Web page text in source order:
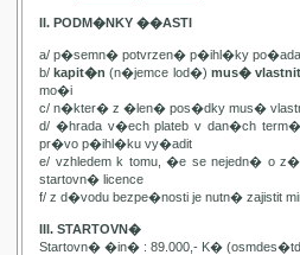
II. PODM�NKY ��ASTI
a/ p�semn� potvrzen� p�ihl�ky
b/kapit�n(n�jemce lod�) mus�
mo�i
c/ n�kter� z �len� pos�dky mus�
d/ �hrada v�ech plateb v dan�ch
pr�vo p�ihl�ku vy�adit
e/ vzhledem k tomu, �e se nejedn� o
startovn� licence
f/ z d�vodu bezpe�nosti je nutn� zajistit
III. STARTOVN�
Startovn� �in� : 89.000,- K�